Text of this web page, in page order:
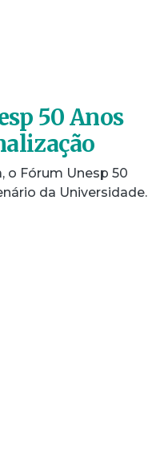
50 Anos
o Fórum Unesp 50
da Universidade.